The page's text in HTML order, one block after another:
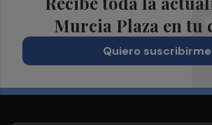
Murcia Plaza en tu
Quiero suscribirme